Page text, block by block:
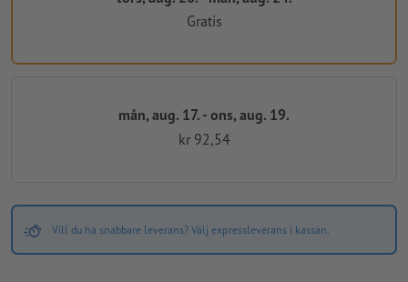
Gratis
mån, aug. 17. - ons, aug. 19.
kr 92,54
Vill du ha snabbare leverans? Välj expressleverans i kassan.